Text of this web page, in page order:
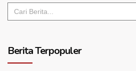
Search
for:
Berita Terpopuler